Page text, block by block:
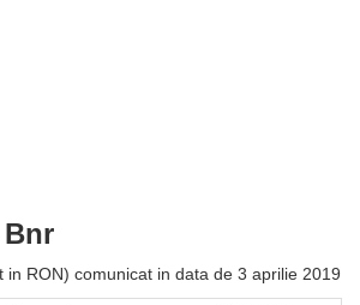
in RON) comunicat in data de 3 aprilie 2019